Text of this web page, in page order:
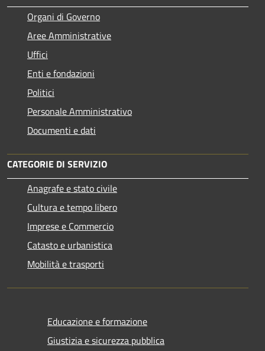
Organi di Governo
Aree Amministrative
Uffici
Enti e fondazioni
Politici
Personale Amministrativo
Documenti e dati
CATEGORIE DI SERVIZIO
Anagrafe e stato civile
Cultura e tempo libero
Imprese e Commercio
Catasto e urbanistica
Mobilità e trasporti
Educazione e formazione
Giustizia e sicurezza pubblica